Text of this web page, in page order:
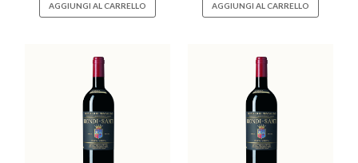
AGGIUNGI AL CARRELLO AGGIUNGI AL CARRELLO